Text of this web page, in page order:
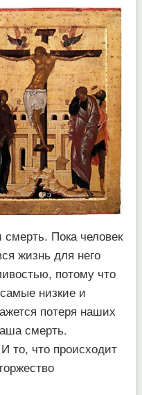
смерть. Пока человек
жизнь для него
потому что
низкие и
потеря наших
смерть.
то, что происходит